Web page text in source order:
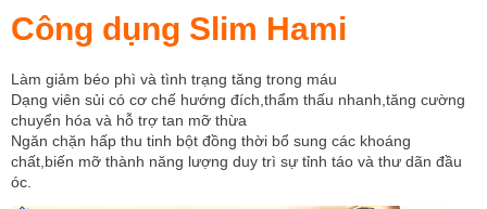
Công dụng Slim Hami
Làm giảm béo phì và tình trạng tăng trong máu
Dạng viên sủi có cơ chế hướng đích,thẩm thấu nhanh,tăng cường
chuyển hóa và hỗ trợ tan mỡ thừa
Ngăn chặn hấp thu tinh bột đồng thời bổ sung các khoáng
chất,biến mỡ thành năng lượng duy trì sự tỉnh táo và thư dãn đầu
óc.